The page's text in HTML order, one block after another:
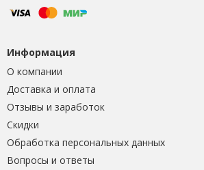
Информация
О компании
Доставка и оплата
Отзывы и заработок
Скидки
Обработка персональных данных
Вопросы и ответы